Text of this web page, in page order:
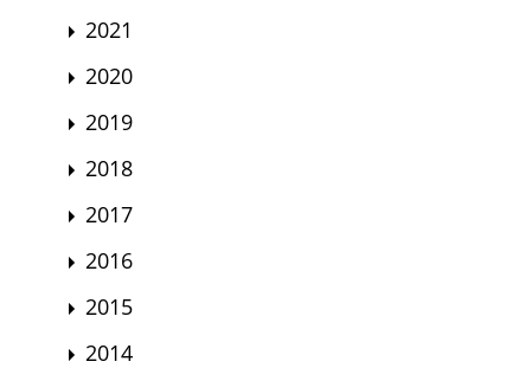
2021
2020
2019
2018
2017
2016
2015
2014